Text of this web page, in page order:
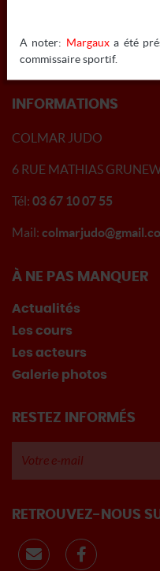
INFORMATIONS
COLMAR JUDO
6 RUE MATHIAS
Tél: 03 67 10 07 55
Mail:
À NE PAS MANQUER
Actualités
Les cours
Les acteurs
Galerie photos
RESTEZ INFORMÉS
RETROUVEZ-NOUS
A noter: Margauxa été
commissaire sportif.